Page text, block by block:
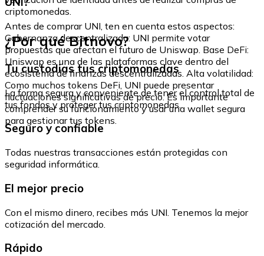
criptomonedas.
Antes de comprar UNI, ten en cuenta estos aspectos:
Gobernanza descentralizada: UNI permite votar
propuestas que afectan el futuro de Uniswap. Base DeFi:
Uniswap es una de las plataformas clave dentro del
ecosistema de finanzas descentralizadas. Alta volatilidad:
Como muchos tokens DeFi, UNI puede presentar
fluctuaciones significativas de precio. Es importante
comprender su funcionamiento y usar una wallet segura
para gestionar tus tokens.
¿Por qué Bitnovo?
Tu custodias tus criptomonedas
La forma segura y conveniente de tener el control total de
tus fondos y proteger tus criptomonedas.
Seguro y confiable
Todas nuestras transacciones están protegidas con
seguridad informática.
El mejor precio
Con el mismo dinero, recibes más UNI. Tenemos la mejor
cotización del mercado.
Rápido